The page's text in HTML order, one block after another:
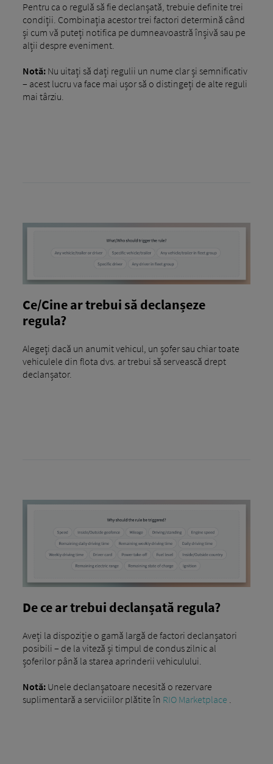
Pentru ca o regulă să fie declanșată, trebuie definite trei
condiții. Combinația acestor trei factori determină când
și cum vă puteți notifica pe dumneavoastră înșivă sau pe
alții despre eveniment.
Notă:Nu uitați să dați regulii un nume clar și semnificativ
– acest lucru va face mai ușor să o distingeți de alte reguli
mai târziu.
Ce/Cine ar trebui să declanșeze
regula?
Alegeți dacă un anumit vehicul, un șofer sau chiar toate
vehiculele din flota dvs. ar trebui să servească drept
declanșator.
De ce ar trebui declanșată regula?
Aveți la dispoziție o gamă largă de factori declanșatori
posibili – de la viteză și timpul de condus zilnic al
șoferilor până la starea aprinderii vehiculului.
Notă:Unele declanșatoare necesită o rezervare
suplimentară a serviciilor plătite în RIO Marketplace